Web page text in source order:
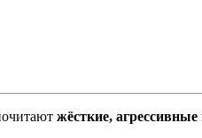
жёсткие,